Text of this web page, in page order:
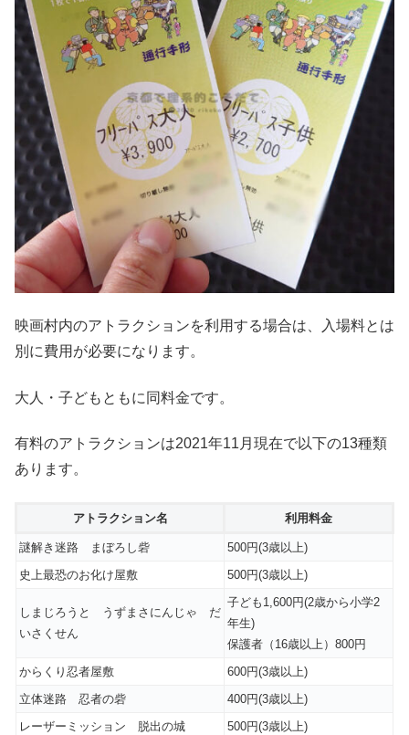
映画村内のアトラクションを利用する場合は、入場料とは
別に費用が必要になります。
大人・子どもともに同料金です。
有料のアトラクションは2021年11月現在で以下の13種類
あります。
アトラクション名 利用料金
謎解き迷路 まぼろし砦
500円(3歳以上)
史上最恐のお化け屋敷
500円(3歳以上)
しまじろうと うずまさにんじゃ だ
いさくせん
子ども1,600円(2歳から小学2
年生)
保護者（16歳以上）800円
からくり忍者屋敷
600円(3歳以上)
立体迷路 忍者の砦
400円(3歳以上)
レーザーミッション 脱出の城
500円(3歳以上)